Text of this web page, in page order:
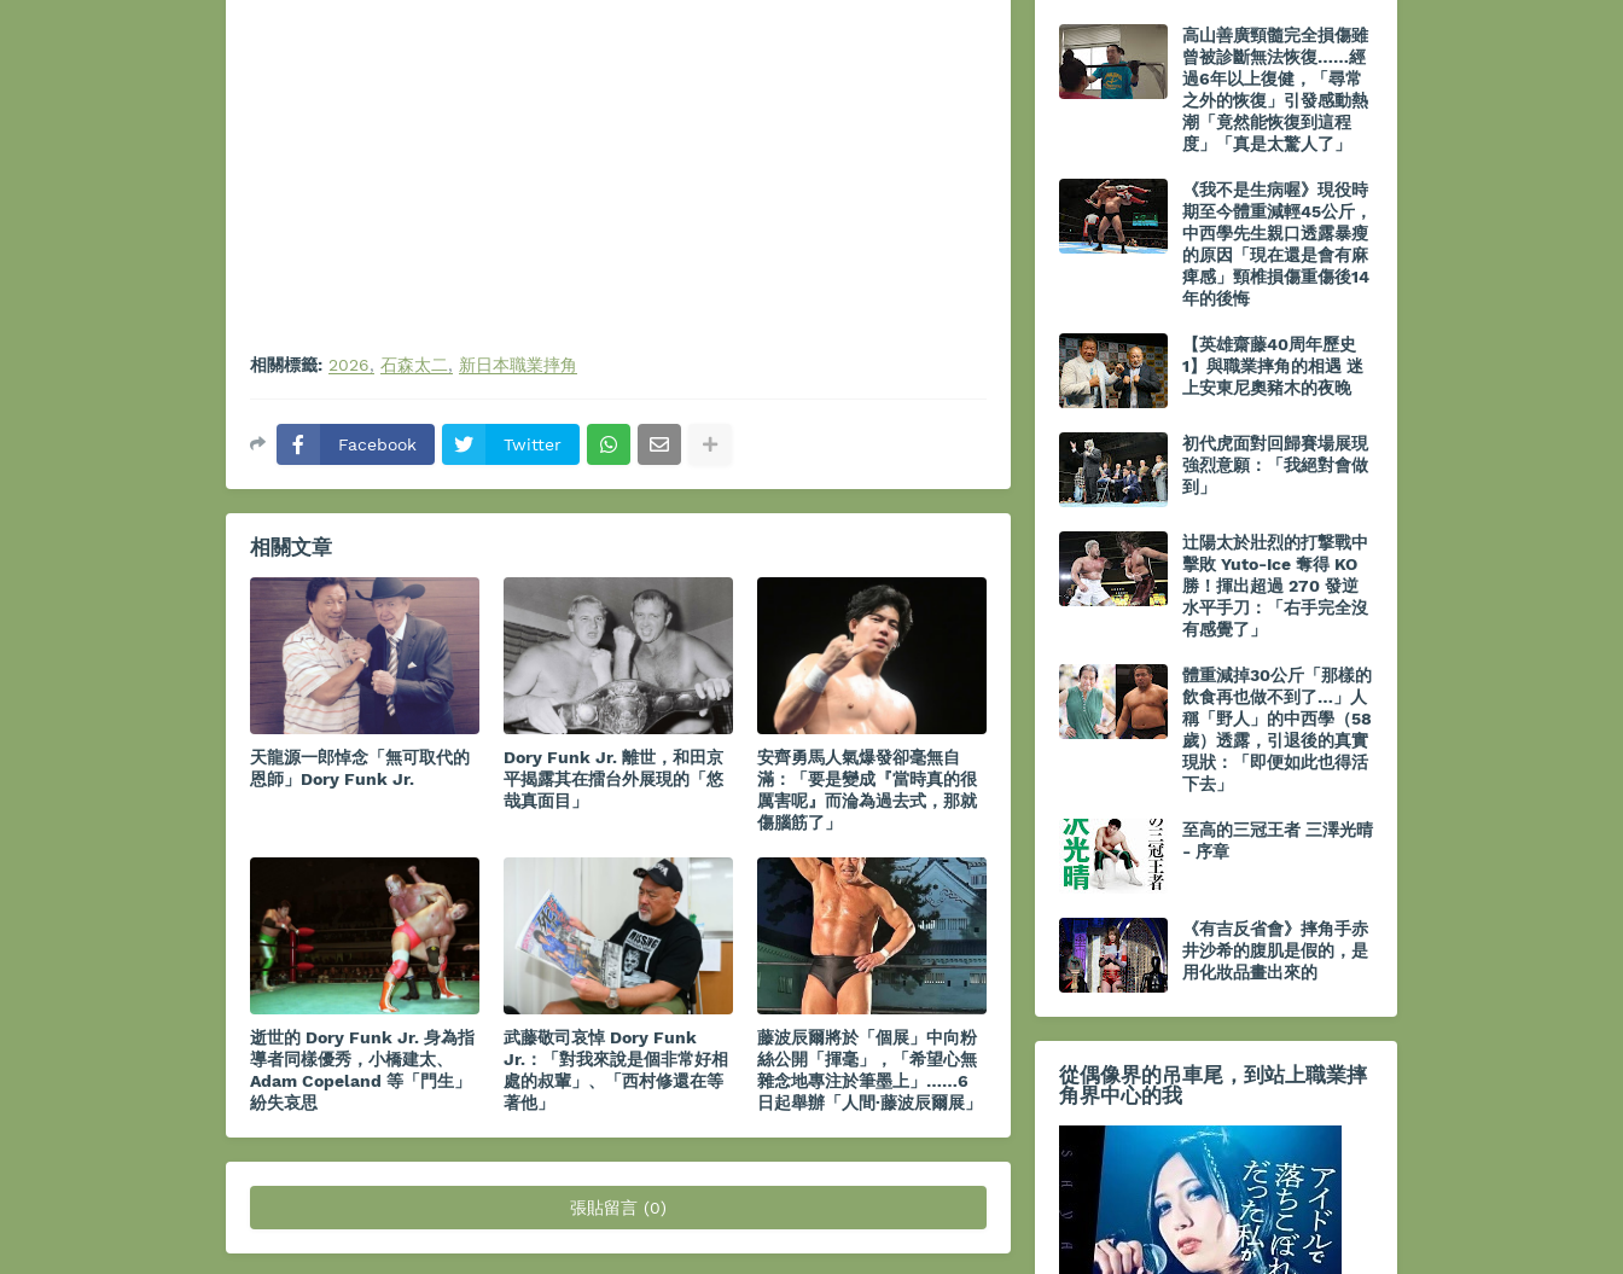
相關標籤: 2026 石森太二 新日本職業摔角
Facebook Twitter
相關文章
天龍源一郎悼念「無可取代的
恩師」Dory Funk Jr.
Dory Funk Jr. 離世，和田京
平揭露其在擂台外展現的「悠
哉真面目」
安齊勇馬人氣爆發卻毫無自
滿：「要是變成『當時真的很
厲害呢』而淪為過去式，那就
傷腦筋了」
逝世的 Dory Funk Jr. 身為指
導者同樣優秀，小橋建太、
Adam Copeland 等「門生」
紛失哀思
武藤敬司哀悼 Dory Funk
Jr.：「對我來說是個非常好相
處的叔輩」、「西村修還在等
著他」
藤波辰爾將於「個展」中向粉
絲公開「揮毫」，「希望心無
雜念地專注於筆墨上」……6
日起舉辦「人間·藤波辰爾展」
張貼留言 (0)
高山善廣頸髓完全損傷雖
曾被診斷無法恢復……經
過6年以上復健，「尋常
之外的恢復」引發感動熱
潮「竟然能恢復到這程
度」「真是太驚人了」
《我不是生病喔》現役時
期至今體重減輕45公斤，
中西學先生親口透露暴瘦
的原因「現在還是會有麻
痺感」頸椎損傷重傷後14
年的後悔
【英雄齋藤40周年歷史
1】與職業摔角的相遇 迷
上安東尼奧豬木的夜晚
初代虎面對回歸賽場展現
強烈意願：「我絕對會做
到」
辻陽太於壯烈的打撃戰中
擊敗 Yuto-Ice 奪得 KO
勝！揮出超過 270 發逆
水平手刀：「右手完全沒
有感覺了」
體重減掉30公斤「那樣的
飲食再也做不到了…」人
稱「野人」的中西學（58
歲）透露，引退後的真實
現狀：「即便如此也得活
下去」
至高的三冠王者 三澤光晴
- 序章
《有吉反省會》摔角手赤
井沙希的腹肌是假的，是
用化妝品畫出來的
從偶像界的吊車尾，到站上職業摔
角界中心的我